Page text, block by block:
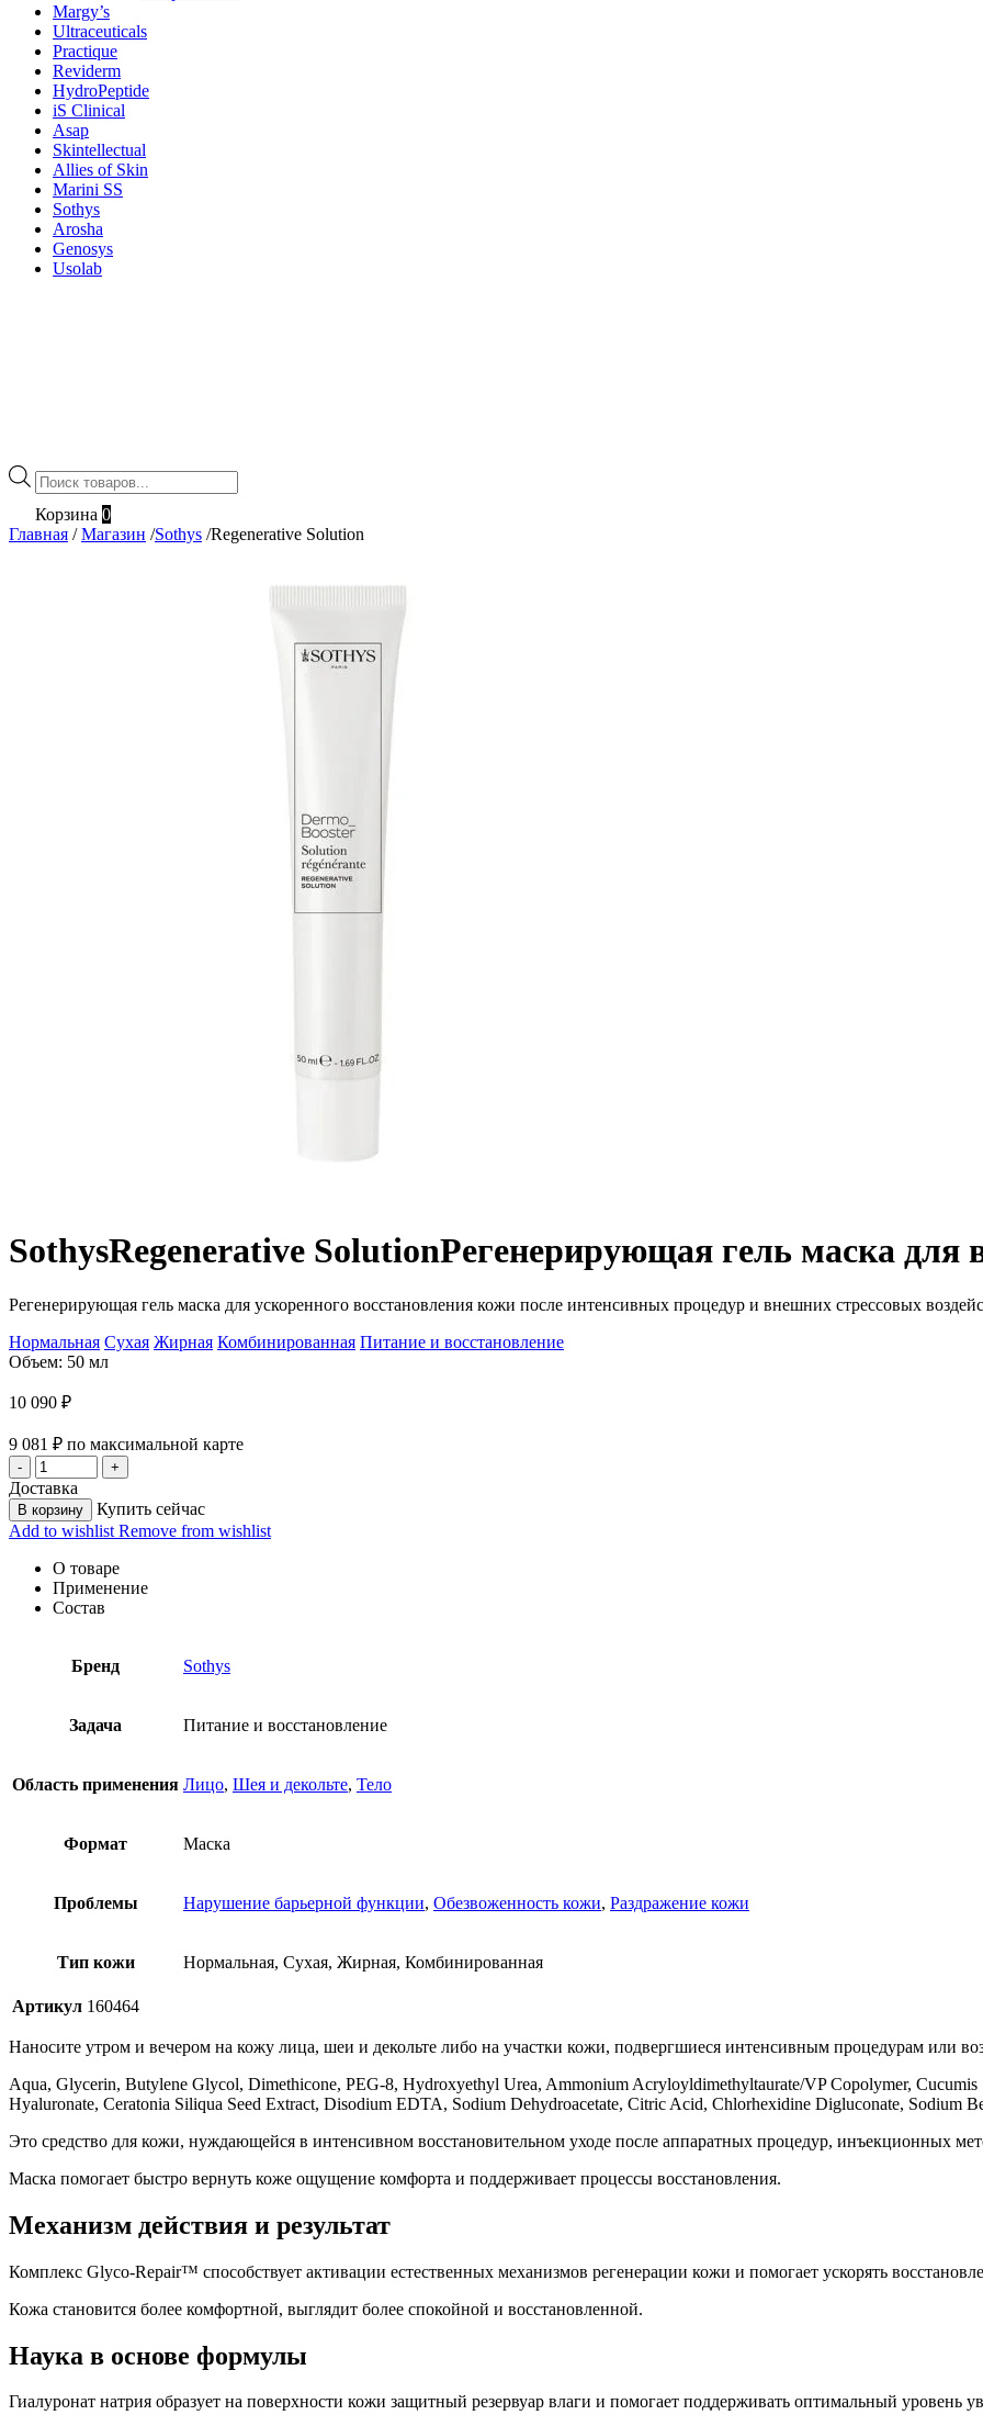
Margy’s
Ultraceuticals
Practique
Reviderm
HydroPeptide
iS Clinical
Asap
Skintellectual
Allies of Skin
Marini SS
Sothys
Arosha
Genosys
Usolab
Поиск
товаров
Корзина 0
Главная / Магазин /Sothys /Regenerative Solution
SothysRegenerative SolutionРегенерирующая гель маска для
Регенерирующая гель маска для ускоренного восстановления кожи после интенсивных процедур и внешних стрессовых
Нормальная Сухая Жирная Комбинированная Питание и восстановление
Объем: 50 мл
10 090 ₽
9 081 ₽ по максимальной карте
Доставка
В корзину
Купить сейчас
Add to wishlist Remove from wishlist
О товаре
Применение
Состав
Бренд Sothys
Задача Питание и восстановление
Область применения Лицо, Шея и декольте, Тело
Формат Маска
Проблемы Нарушение барьерной функции, Обезвоженность кожи, Раздражение кожи
Тип кожи Нормальная, Сухая, Жирная, Комбинированная
Артикул 160464
Наносите утром и вечером на кожу лица, шеи и декольте либо на участки кожи, подвергшиеся интенсивным процедурам или
Aqua, Glycerin, Butylene Glycol, Dimethicone, PEG-8, Hydroxyethyl Urea, Ammonium Acryloyldimethyltaurate/VP Copolymer,
Hyaluronate, Ceratonia Siliqua Seed Extract, Disodium EDTA, Sodium Dehydroacetate, Citric Acid, Chlorhexidine Digluconate, Sodium
Это средство для кожи, нуждающейся в интенсивном восстановительном уходе после аппаратных процедур, инъекционных
Маска помогает быстро вернуть коже ощущение комфорта и поддерживает процессы восстановления.
Механизм действия и результат
Комплекс Glyco-Repair™ способствует активации естественных механизмов регенерации кожи и помогает ускорять
Кожа становится более комфортной, выглядит более спокойной и восстановленной.
Наука в основе формулы
Гиалуронат натрия образует на поверхности кожи защитный резервуар влаги и помогает поддерживать оптимальный уровень